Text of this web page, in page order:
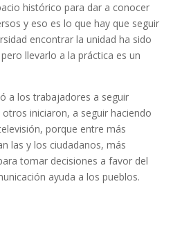
histórico para dar a conocer
y eso es lo que hay que seguir
encontrar la unidad ha sido
llevarlo a la práctica es un
a los trabajadores a seguir
iniciaron, a seguir haciendo
porque entre más
las y los ciudadanos, más
tomar decisiones a favor del
ayuda a los pueblos.